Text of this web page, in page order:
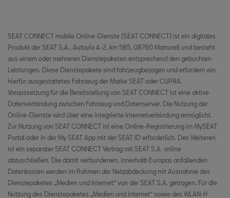
Vereinigtes Königreich
Gibraltar
Griechenland
Kroatien
Ungarn
Irland
Italien
Litauen
SEAT CONNECT mobile Online-Dienste (SEAT CONNECT) ist ein digitales
Produkt der SEAT S.A., Autovía A-2, km 585, 08760 Martorell und besteht
aus einem oder mehreren Dienstepaketen entsprechend den gebuchten
Leistungen. Diese Dienstepakete sind fahrzeugbezogen und erfordern ein
hierfür ausgestattetes Fahrzeug der Marke SEAT oder CUPRA.
Voraussetzung für die Bereitstellung von SEAT CONNECT ist eine aktive
Datenverbindung zwischen Fahrzeug und Datenserver. Die Nutzung der
Online-Dienste wird über eine integrierte Internetverbindung ermöglicht.
Zur Nutzung von SEAT CONNECT ist eine Online-Registrierung im MySEAT
Portal oder in der My SEAT App mit der SEAT ID erforderlich. Des Weiteren
ist ein separater SEAT CONNECT Vertrag mit SEAT S.A. online
abzuschließen. Die damit verbundenen, innerhalb Europas anfallenden
Datenkosten werden im Rahmen der Netzabdeckung mit Ausnahme des
Dienstepaketes „Medien und Internet“ von der SEAT S.A. getragen. Für die
Nutzung des Dienstepaketes „Medien und Internet“ sowie des WLAN-H